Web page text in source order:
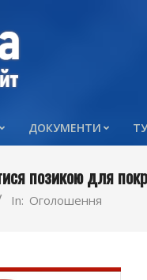
Primary
Menu
ДОКУМЕНТИ
позикою для
In: Оголошення